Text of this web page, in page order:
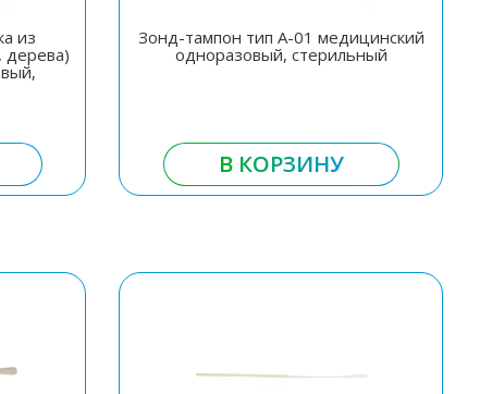
из
дерева)
Зонд-тампон тип А-01 медицинский
одноразовый, стерильный
В КОРЗИНУ